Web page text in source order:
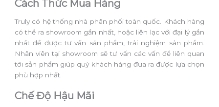
Cách Thức Mua Hàng
Truly có hệ thống nhà phân phối toàn quốc. Khách hàng
có thể ra showroom gần nhất, hoặc liên lạc với đại lý gần
nhất để được tư vấn sản phẩm, trải nghiệm sản phẩm.
Nhân viên tại showroom sẽ tư vấn các vấn đề liên quan
tới sản phẩm giúp quý khách hàng đưa ra được lựa chọn
phù hợp nhất.
Chế Độ Hậu Mãi